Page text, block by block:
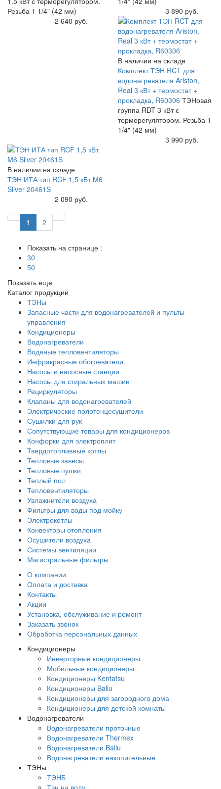
Резьба 1 1/4" (42 мм)
2 640 руб.
3 890 руб.
В наличии на складе
Комплект ТЭН RCT для
водонагревателя Ariston,
Real 3 кВт + термостат +
прокладка, R60306 ТЭНовая
группа RDT 3 кВт с
терморегулятором. Резьба 1
1/4" (42 мм)
3 990 руб.
В наличии на складе
ТЭН ИТА тип RCF 1,5 кВт M6
Silver 20461S
2 090 руб.
1 2
Показать на странице :
30
50
Показать еще
Каталог продукции
ТЭНы
Запасные части для водонагревателей и пульты
управления
Кондиционеры
Водонагреватели
Водяные тепловентиляторы
Инфракрасные обогреватели
Насосы и насосные станции
Насосы для стиральных машин
Рециркуляторы
Клапаны для водонагревателей
Электрические полотенцесушители
Сушилки для рук
Сопутствующие товары для кондиционеров
Конфорки для электроплит
Твердотопливные котлы
Тепловые завесы
Тепловые пушки
Теплый пол
Тепловентиляторы
Увлажнители воздуха
Фильтры для воды под мойку
Электрокотлы
Конвекторы отопления
Осушители воздуха
Системы вентиляции
Магистральные фильтры
О компании
Оплата и доставка
Контакты
Акции
Установка, обслуживание и ремонт
Заказать звонок
Обработка персональных данных
Кондиционеры
Инверторные кондиционеры
Мобильные кондиционеры
Кондиционеры Kentatsu
Кондиционеры Ballu
Кондиционеры для загородного дома
Кондиционеры для детской комнаты
Водонагреватели
Водонагреватели проточные
Водонагреватели Thermex
Водонагреватели Ballu
Водонагреватели накопительные
ТЭНы
ТЭНБ